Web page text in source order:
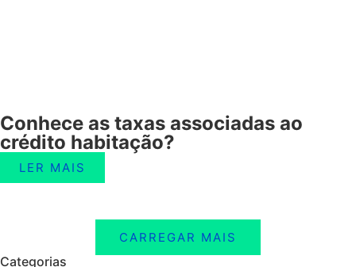
Conhece as taxas associadas ao
crédito habitação?
LER MAIS
CARREGAR MAIS
Categorias